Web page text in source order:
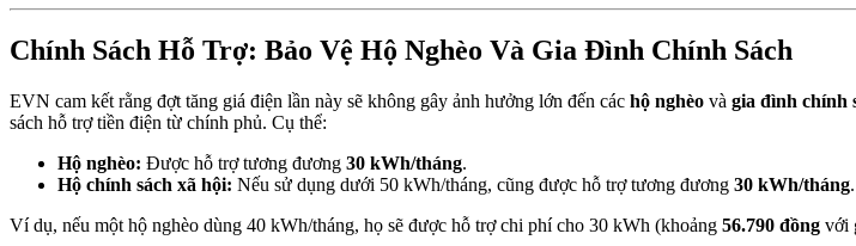
Chính Sách Hỗ Trợ: Bảo Vệ Hộ Nghèo Và Gia Đình Chính Sách
EVN cam kết rằng đợt tăng giá điện lần này sẽ không gây ảnh hưởng lớn đến các hộ nghèo và gia đình chính
sách hỗ trợ tiền điện từ chính phủ. Cụ thể:
Hộ nghèo: Được hỗ trợ tương đương 30 kWh/tháng.
Hộ chính sách xã hội: Nếu sử dụng dưới 50 kWh/tháng, cũng được hỗ trợ tương đương 30 kWh/tháng.
Ví dụ, nếu một hộ nghèo dùng 40 kWh/tháng, họ sẽ được hỗ trợ chi phí cho 30 kWh (khoảng 56.790 đồng với